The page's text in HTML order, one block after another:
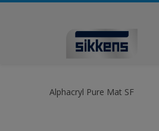
Alphacryl Pure Mat SF